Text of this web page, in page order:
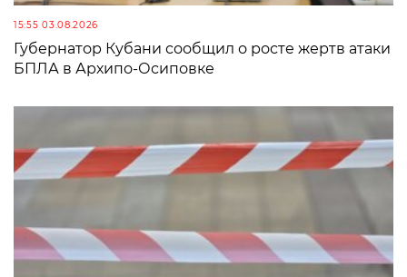
15:55 03.08.2026
Губернатор Кубани сообщил о росте жертв атаки
БПЛА в Архипо-Осиповке